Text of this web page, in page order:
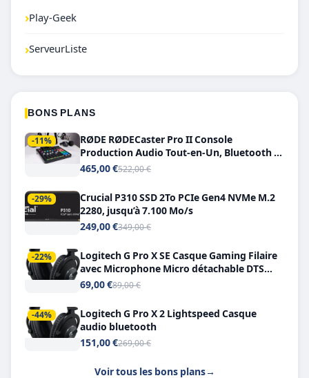
›Play-Geek
›ServeurListe
BONS PLANS
-11%
RØDE RØDECaster Pro II Console
Production Audio Tout-en-Un, Bluetooth et
Double USB-C
465,00 €522,00 €
-29%
Crucial P310 SSD 2To PCIe Gen4 NVMe M.2
2280, jusqu’à 7.100 Mo/s
249,00 €349,00 €
-22%
Logitech G Pro X SE Casque Gaming Filaire
avec Microphone Micro détachable DTS
Headphone X 7.1
69,00 €89,00 €
-44%
Logitech G Pro X 2 Lightspeed Casque
audio bluetooth
151,00 €269,00 €
Voir tous les bons plans→